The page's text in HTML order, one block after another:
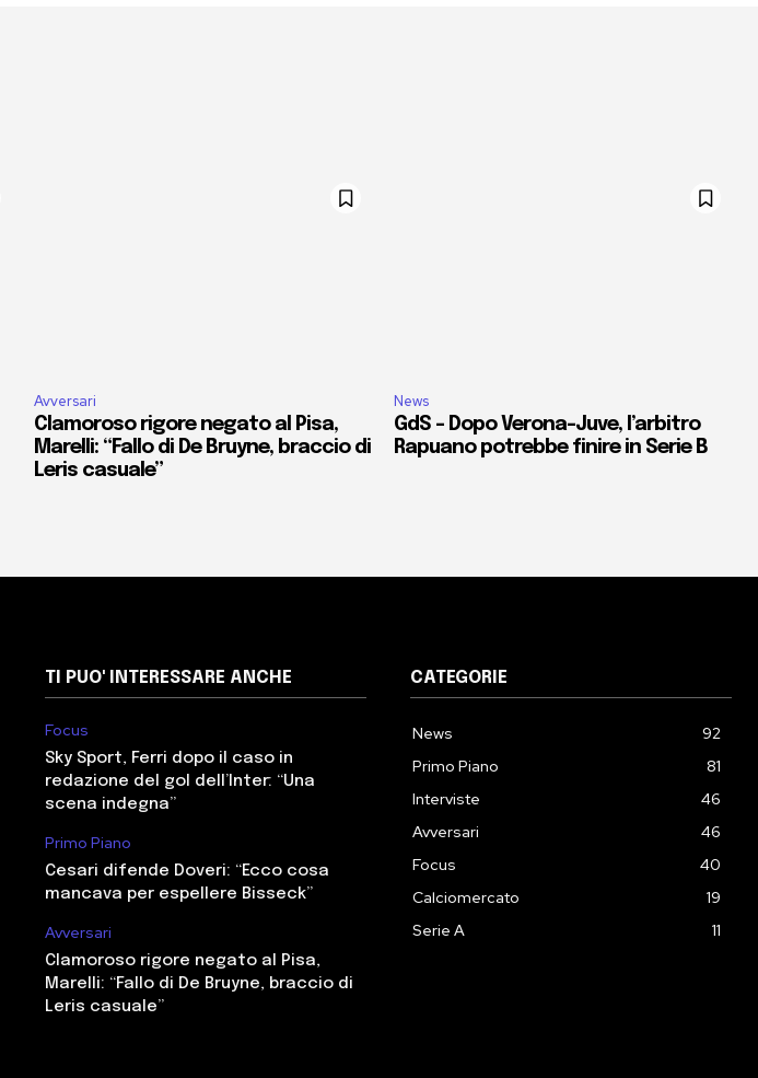
Avversari
Clamoroso rigore negato al Pisa,
Marelli: “Fallo di De Bruyne, braccio di
Leris casuale”
News
GdS – Dopo Verona-Juve, l’arbitro
Rapuano potrebbe finire in Serie B
TI PUO' INTERESSARE ANCHE
Focus
Sky Sport, Ferri dopo il caso in
redazione del gol dell’Inter: “Una
scena indegna”
Primo Piano
Cesari difende Doveri: “Ecco cosa
mancava per espellere Bisseck”
Avversari
Clamoroso rigore negato al Pisa,
Marelli: “Fallo di De Bruyne, braccio di
Leris casuale”
CATEGORIE
News
92
Primo Piano
81
Interviste
46
Avversari
46
Focus
40
Calciomercato
19
Serie A
11